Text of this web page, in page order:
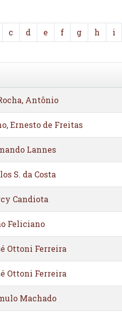
c d e f g h i
Antônio
Ernesto de Freitas
Lannes
S. da Costa
Candiota
Feliciano
Ottoni Ferreira
Ottoni Ferreira
Machado